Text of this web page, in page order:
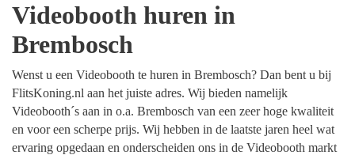
Videobooth huren in
Brembosch
Wenst u een Videobooth te huren in Brembosch? Dan bent u bij
FlitsKoning.nl aan het juiste adres. Wij bieden namelijk
Videobooth´s aan in o.a. Brembosch van een zeer hoge kwaliteit
en voor een scherpe prijs. Wij hebben in de laatste jaren heel wat
ervaring opgedaan en onderscheiden ons in de Videobooth markt